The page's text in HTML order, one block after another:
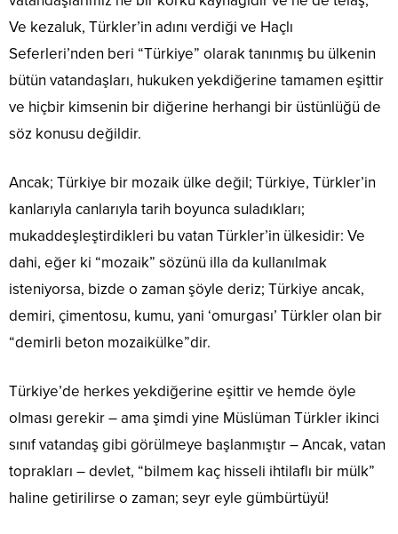
Ve kezaluk, Türkler’in adını verdiği ve Haçlı
Seferleri’nden beri “Türkiye” olarak tanınmış bu ülkenin
bütün vatandaşları, hukuken yekdiğerine tamamen eşittir
ve hiçbir kimsenin bir diğerine herhangi bir üstünlüğü de
söz konusu değildir.
Ancak; Türkiye bir mozaik ülke değil; Türkiye, Türkler’in
kanlarıyla canlarıyla tarih boyunca suladıkları;
mukaddeşleştirdikleri bu vatan Türkler’in ülkesidir: Ve
dahi, eğer ki “mozaik” sözünü illa da kullanılmak
isteniyorsa, bizde o zaman şöyle deriz; Türkiye ancak,
demiri, çimentosu, kumu, yani ‘omurgası’ Türkler olan bir
“demirli beton mozaikülke”dir.
Türkiye’de herkes yekdiğerine eşittir ve hemde öyle
olması gerekir – ama şimdi yine Müslüman Türkler ikinci
sınıf vatandaş gibi görülmeye başlanmıştır – Ancak, vatan
toprakları – devlet, “bilmem kaç hisseli ihtilaflı bir mülk”
haline getirilirse o zaman; seyr eyle gümbürtüyü!